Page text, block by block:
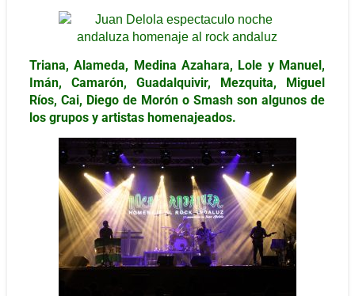
Triana, Alameda, Medina Azahara, Lole y Manuel,
Imán, Camarón, Guadalquivir, Mezquita, Miguel
Ríos, Cai, Diego de Morón o Smash son algunos de
los grupos y artistas homenajeados.